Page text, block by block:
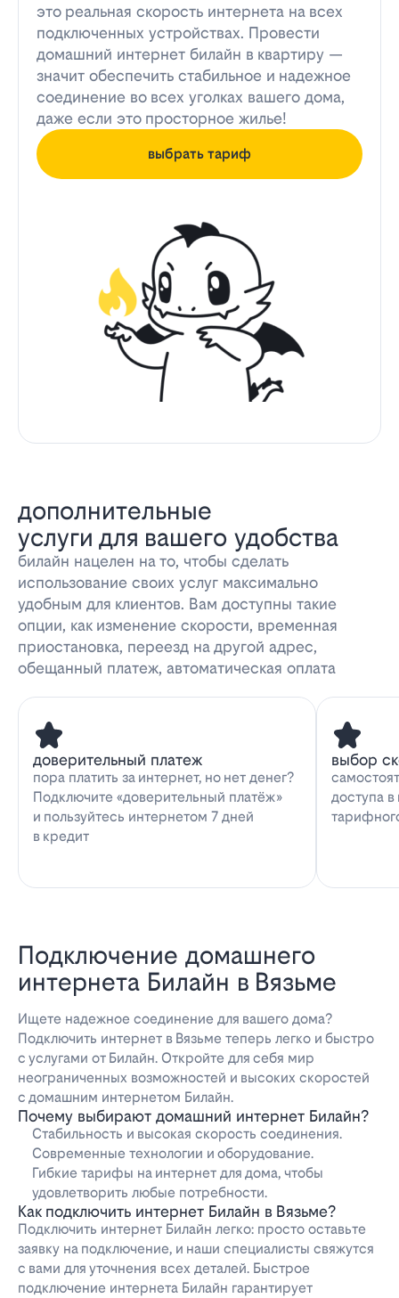
это реальная скорость интернета на всех
подключенных устройствах. Провести
домашний интернет билайн в квартиру —
значит обеспечить стабильное и надежное
соединение во всех уголках вашего дома,
даже если это просторное жилье!
выбрать тариф
дополнительные
услуги для вашего удобства
билайн нацелен на то, чтобы сделать
использование своих услуг максимально
удобным для клиентов. Вам доступны такие
опции, как изменение скорости, временная
приостановка, переезд на другой адрес,
обещанный платеж, автоматическая оплата
доверительный платеж
пора платить за интернет, но нет денег?
Подключите «доверительный платёж»
и пользуйтесь интернетом 7 дней
в кредит
выбор
доступа
Подключение домашнего
интернета Билайн в Вязьме
Ищете надежное соединение для вашего дома?
Подключить интернет в Вязьме теперь легко и быстро
с услугами от Билайн. Откройте для себя мир
неограниченных возможностей и высоких скоростей
с домашним интернетом Билайн.
Почему выбирают домашний интернет Билайн?
Стабильность и высокая скорость соединения.
Современные технологии и оборудование.
Гибкие тарифы на интернет для дома, чтобы
удовлетворить любые потребности.
Как подключить интернет Билайн в Вязьме?
Подключить интернет Билайн легко: просто оставьте
заявку на подключение, и наши специалисты свяжутся
с вами для уточнения всех деталей. Быстрое
подключение интернета Билайн гарантирует